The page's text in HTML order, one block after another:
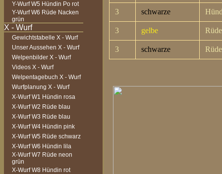
Y-Wurf W5 Hündin Po rot
Y-Wurf W6 Rüde Nacken
grün
Gewichtstabelle X - Wurf
Unser Aussehen X - Wurf
Welpenbilder X - Wurf
Videos X - Wurf
Welpentagebuch X - Wurf
Wurfplanung X - Wurf
X-Wurf W1 Hündin rosa
X-Wurf W2 Rüde blau
X-Wurf W3 Rüde blau
X-Wurf W4 Hündin pink
X-Wurf W5 Rüde schwarz
X-Wurf W6 Hündin lila
X-Wurf W7 Rüde neon
grün
X-Wurf W8 Hündin rot
3 schwarze
3 gelbe
3 schwarze